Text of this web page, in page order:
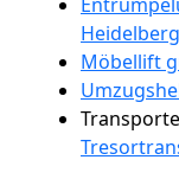
Heidelberg
Möbellift